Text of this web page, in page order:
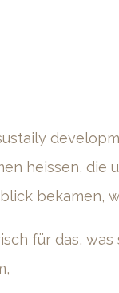
heissen, die
bekamen,
für das,